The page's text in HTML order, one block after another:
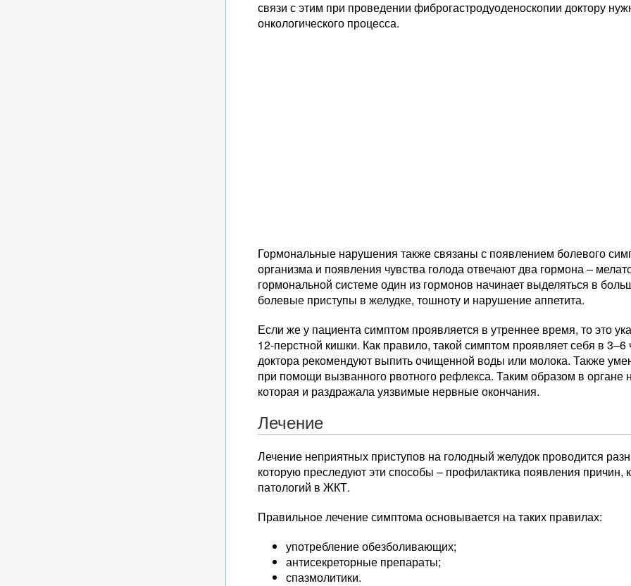
связи с этим при проведении фиброгастродуоденоскопии доктору
онкологического процесса.
Гормональные нарушения также связаны с появлением болевого
организма и появления чувства голода отвечают два гормона –
гормональной системе один из гормонов начинает выделяться в
болевые приступы в желудке, тошноту и нарушение аппетита.
Если же у пациента симптом проявляется в утреннее время, то это
12-перстной кишки. Как правило, такой симптом проявляет себя в
доктора рекомендуют выпить очищенной воды или молока. Также
при помощи вызванного рвотного рефлекса. Таким образом в органе
которая и раздражала уязвимые нервные окончания.
Лечение
Лечение неприятных приступов на голодный желудок проводится
которую преследуют эти способы – профилактика появления причин,
патологий в ЖКТ.
Правильное лечение симптома основывается на таких правилах:
употребление обезболивающих;
антисекреторные препараты;
спазмолитики.